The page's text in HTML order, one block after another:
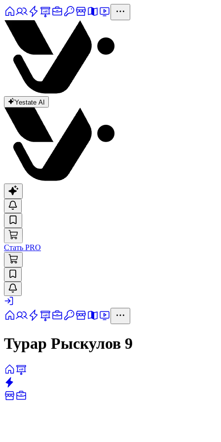
Yestate AI
Стать PRO
Турар Рыскулов 9